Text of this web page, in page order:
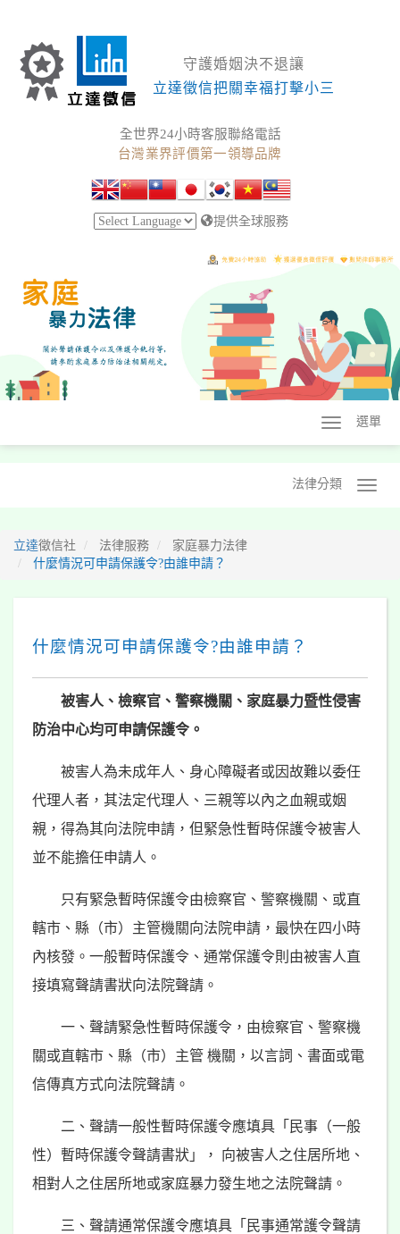
守護婚姻決不退讓
立達徵信把關幸福打擊小三
全世界24小時客服聯絡電話
台灣業界評價第一領導品牌
提供全球服務
選單
法律分類
立達徵信社 法律服務
家庭暴力法律
什麼情況可申請保護令?由誰申請？
什麼情況可申請保護令?由誰申請？
被害人、檢察官、警察機關、家庭暴力暨性侵害
防治中心均可申請保護令。
被害人為未成年人、身心障礙者或因故難以委任
代理人者，其法定代理人、三親等以內之血親或姻
親，得為其向法院申請，但緊急性暫時保護令被害人
並不能擔任申請人。
只有緊急暫時保護令由檢察官、警察機關、或直
轄市、縣（市）主管機關向法院申請，最快在四小時
內核發。一般暫時保護令、通常保護令則由被害人直
接填寫聲請書狀向法院聲請。
一、聲請緊急性暫時保護令，由檢察官、警察機
關或直轄市、縣（市）主管 機關，以言詞、書面或電
信傳真方式向法院聲請。
二、聲請一般性暫時保護令應填具「民事（一般
性）暫時保護令聲請書狀」， 向被害人之住居所地、
相對人之住居所地或家庭暴力發生地之法院聲請。
三、聲請通常保護令應填具「民事通常護令聲請